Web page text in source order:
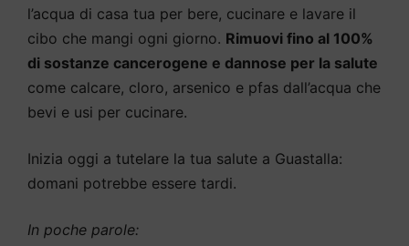
l’acqua di casa tua per bere, cucinare e lavare il
cibo che mangi ogni giorno. Rimuovi fino al 100%
di sostanze cancerogene e dannose per la salute
come calcare, cloro, arsenico e pfas dall’acqua che
bevi e usi per cucinare.
Inizia oggi a tutelare la tua salute a Guastalla:
domani potrebbe essere tardi.
In poche parole: